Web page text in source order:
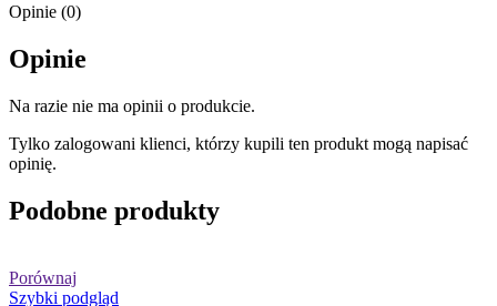
Opinie (0)
Opinie
Na razie nie ma opinii o produkcie.
Tylko zalogowani klienci, którzy kupili ten produkt mogą napisać
opinię.
Podobne produkty
Porównaj
Szybki podgląd